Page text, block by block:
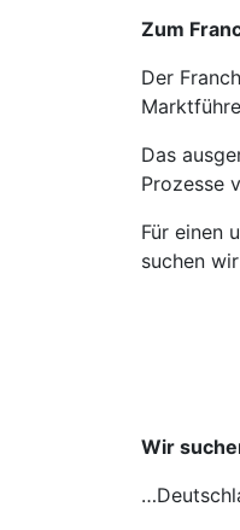
Zum
Der
Das
Prozesse
Für einen
suchen
Wir